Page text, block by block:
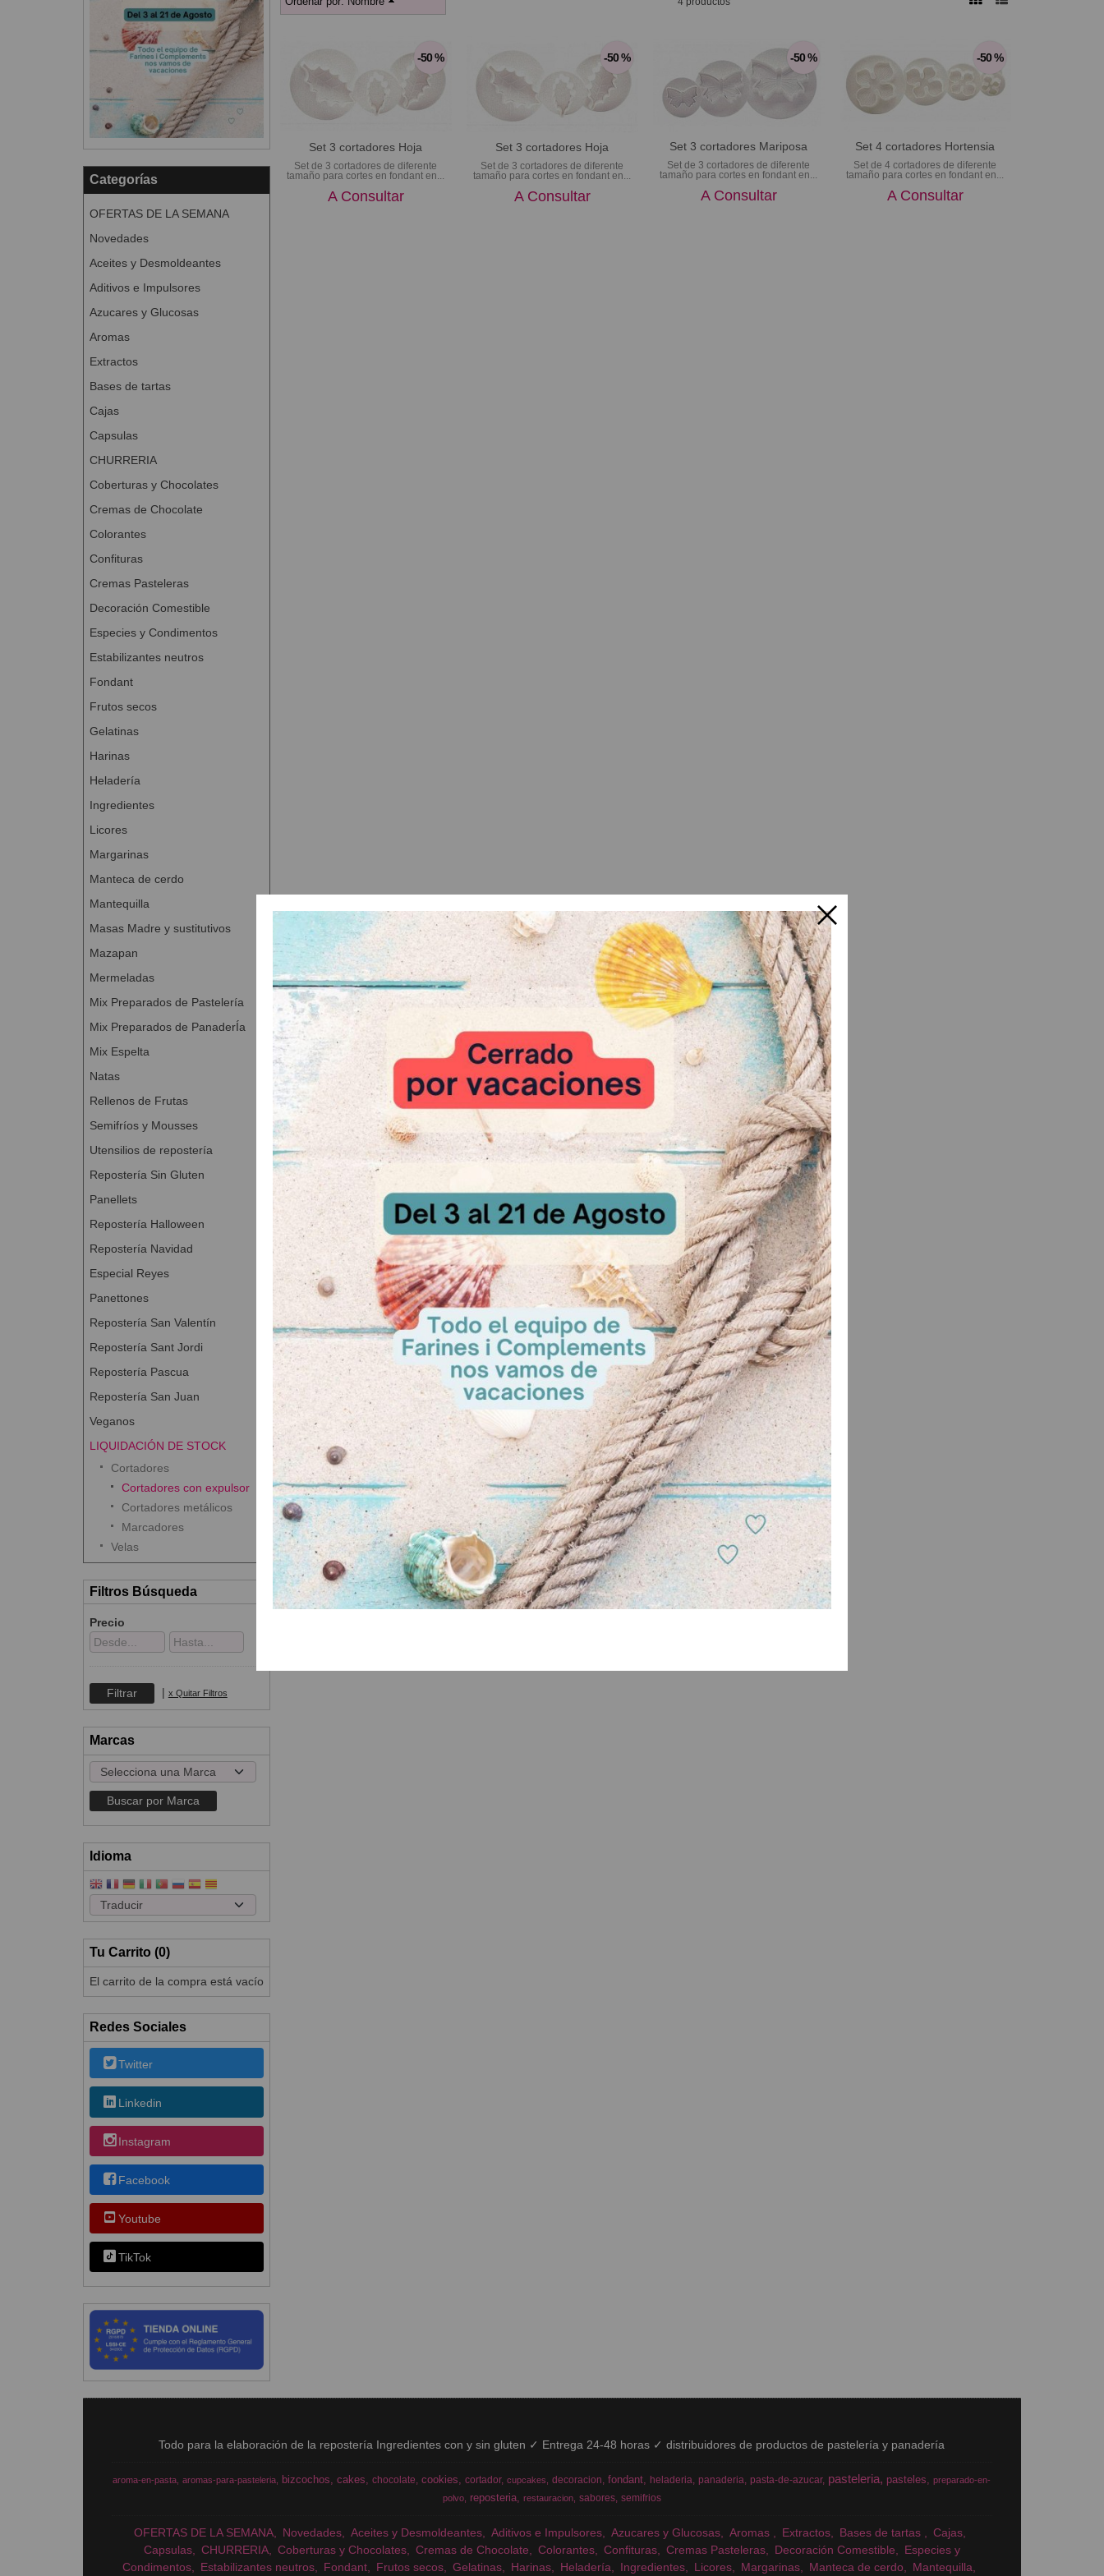
Categorías
OFERTAS DE LA SEMANA
Novedades
Aceites y Desmoldeantes
Aditivos e Impulsores
Azucares y Glucosas
Aromas
Extractos
Bases de tartas
Cajas
Capsulas
CHURRERIA
Coberturas y Chocolates
Cremas de Chocolate
Colorantes
Confituras
Cremas Pasteleras
Decoración Comestible
Especies y Condimentos
Estabilizantes neutros
Fondant
Frutos secos
Gelatinas
Harinas
Heladería
Ingredientes
Licores
Margarinas
Manteca de cerdo
Mantequilla
Masas Madre y sustitutivos
Mazapan
Mermeladas
Mix Preparados de Pastelería
Mix Preparados de PanaderÍa
Mix Espelta
Natas
Rellenos de Frutas
Semifríos y Mousses
Utensilios de repostería
Repostería Sin Gluten
Panellets
Repostería Halloween
Repostería Navidad
Especial Reyes
Panettones
Repostería San Valentín
Repostería Sant Jordi
Repostería Pascua
Repostería San Juan
Veganos
LIQUIDACIÓN DE STOCK
Cortadores
Cortadores con expulsor
Cortadores metálicos
Marcadores
Velas
Filtros Búsqueda
Precio
| x Quitar Filtros
Marcas
Idioma
Tu Carrito (0)
El carrito de la compra está vacío
Redes Sociales
Twitter
Linkedin
Instagram
Facebook
Youtube
TikTok
-50 %
Set 3 cortadores Hoja
Set de 3 cortadores de diferente
tamaño para cortes en fondant en...
A Consultar
-50 %
Set 3 cortadores Hoja
Set de 3 cortadores de diferente
tamaño para cortes en fondant en...
A Consultar
-50 %
Set 3 cortadores Mariposa
Set de 3 cortadores de diferente
tamaño para cortes en fondant en...
A Consultar
-50 %
Set 4 cortadores Hortensia
Set de 4 cortadores de diferente
tamaño para cortes en fondant en...
A Consultar
Todo para la elaboración de la repostería Ingredientes con y sin gluten ✓ Entrega 24-48 horas ✓ distribuidores de productos de pastelería y panadería
aroma-en-pasta aromas-para-pasteleria bizcochos cakes chocolate cookies cortador cupcakes decoracion fondant heladeria panaderia pasta-de-azucar pasteleria pasteles
preparado-en-
polvo
reposteria restauracion sabores semifrios
OFERTAS DE LA SEMANA Novedades Aceites y Desmoldeantes Aditivos e Impulsores Azucares y Glucosas Aromas Extractos Bases de tartas
Cajas
Capsulas
CHURRERIA Coberturas y Chocolates Cremas de Chocolate Colorantes Confituras Cremas Pasteleras Decoración Comestible
Especies y
Condimentos
Estabilizantes neutros Fondant Frutos secos Gelatinas Harinas Heladería Ingredientes Licores Margarinas Manteca de cerdo Mantequilla